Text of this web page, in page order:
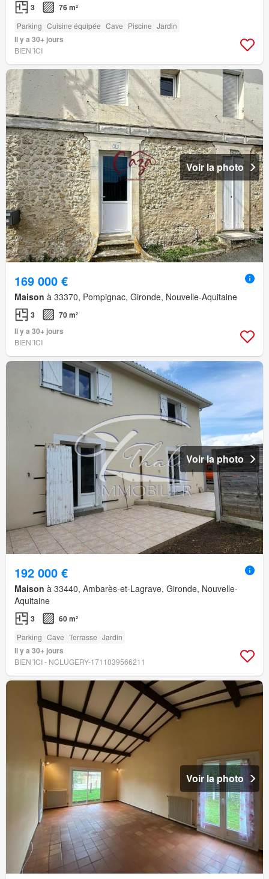
3 76 m²
Parking Cuisine équipée Cave Piscine Jardin
Il y a 30+ jours
BIEN´ICI
Voir la photo
169 000 €
Maison à 33370, Pompignac, Gironde, Nouvelle-Aquitaine
3
70 m²
Il y a 30+ jours
BIEN´ICI
Voir la photo
192 000 €
Maison à 33440, Ambarès-et-Lagrave, Gironde, Nouvelle-
Aquitaine
3 60 m²
Parking Cave Terrasse Jardin
Il y a 30+ jours
BIEN´ICI - NCLUGERY-1711039566211
Voir la photo